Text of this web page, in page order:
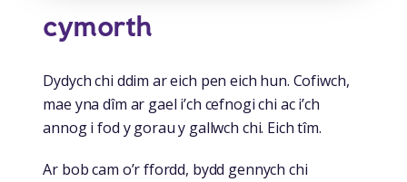
cymorth
Dydych chi ddim ar eich pen eich hun. Cofiwch,
mae yna dîm ar gael i’ch cefnogi chi ac i’ch
annog i fod y gorau y gallwch chi. Eich tîm.
Ar bob cam o’r ffordd, bydd gennych chi